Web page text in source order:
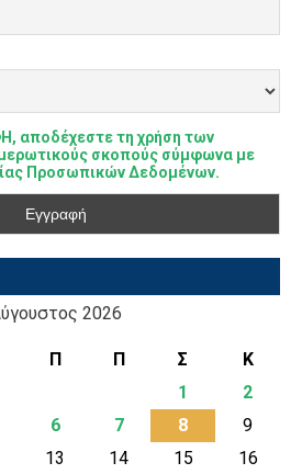
αποδέχεστε τη χρήση των
σκοπούς σύμφωνα με
Προσωπικών Δεδομένων.
2026
Π Π Σ
Κ
1
2
6 7 8
9
13 14 15
16